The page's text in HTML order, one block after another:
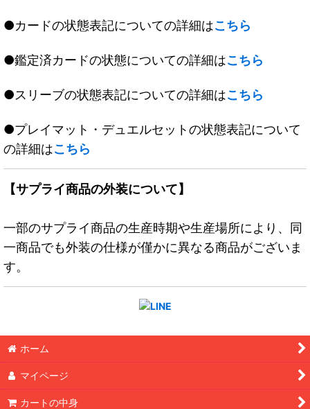
●カードの状態表記についての詳細はこちら
●鑑定済カードの状態についての詳細はこちら
●スリーブの状態表記についての詳細はこちら
●プレイマット・デュエルセットの状態表記について
の詳細はこちら
【サプライ商品の外装について】
一部のサプライ商品の生産時期や生産場所により、同
一商品でも外装の仕様が僅かに異なる商品がございま
す。
ホーム
マイページ
カートの中身